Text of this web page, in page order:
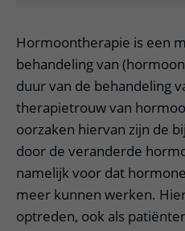
Hormoontherapie is een
behandeling van
duur van de behandeling
therapietrouw van
oorzaken hiervan zijn de
door de veranderde
namelijk voor dat
meer kunnen werken.
optreden, ook als